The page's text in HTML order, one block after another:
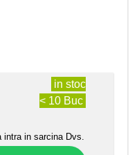
in stoc
< 10 Buc
in sarcina Dvs.